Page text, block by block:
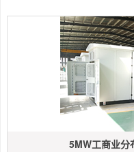
5MW工商业分